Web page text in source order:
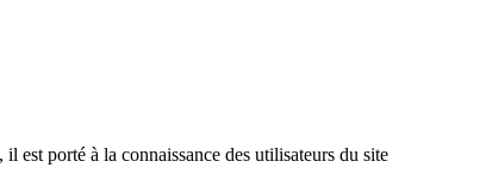
porté à la connaissance des utilisateurs du site